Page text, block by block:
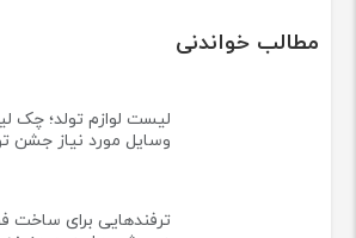
مطالب خواندنی
لیست لوازم تولد؛ چک
وسایل مورد نیاز جشن
ترفندهایی برای ساخت